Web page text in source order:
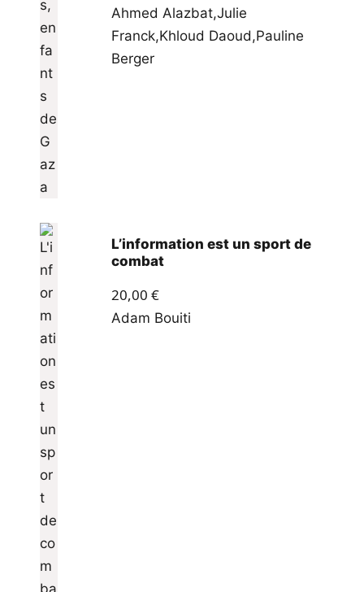
Ahmed Alazbat,Julie
Franck,Khloud Daoud,Pauline
Berger
L’information est un sport de
combat
20,00 €
Adam Bouiti